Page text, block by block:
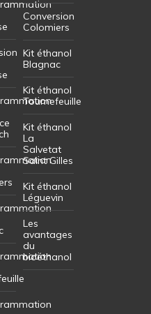
Conversion
Colomiers
Kit éthanol
Blagnac
Kit éthanol
Tournefeuille
Kit éthanol
La
Salvetat
Saint Gilles
Kit éthanol
Léguevin
Les
avantages
du
bioéthanol